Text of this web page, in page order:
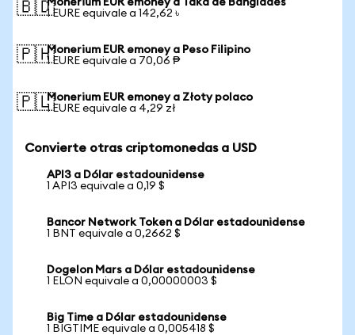
🇧🇩Monerium EUR emoney a Taka de Bangladés
1 EURE equivale a 142,62 ৳
🇵🇭Monerium EUR emoney a Peso Filipino
1 EURE equivale a 70,06 ₱
🇵🇱Monerium EUR emoney a Złoty polaco
1 EURE equivale a 4,29 zł
Convierte otras criptomonedas a USD
API3 a Dólar estadounidense
1 API3 equivale a 0,19 $
Bancor Network Token a Dólar estadounidense
1 BNT equivale a 0,2662 $
Dogelon Mars a Dólar estadounidense
1 ELON equivale a 0,00000003 $
Big Time a Dólar estadounidense
1 BIGTIME equivale a 0,005418 $